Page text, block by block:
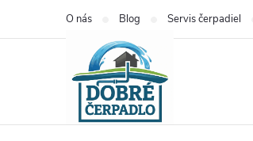
O nás Blog Servis čerpadiel